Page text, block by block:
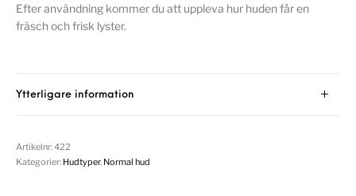
Efter användning kommer du att uppleva hur huden får en
fräsch och frisk lyster.
Ytterligare information
Artikelnr:422
Kategorier: Hudtyper, Normal hud